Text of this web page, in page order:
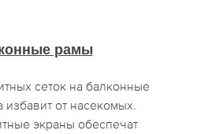
рамы
сеток на балконные
избавит от насекомых.
экраны обеспечат